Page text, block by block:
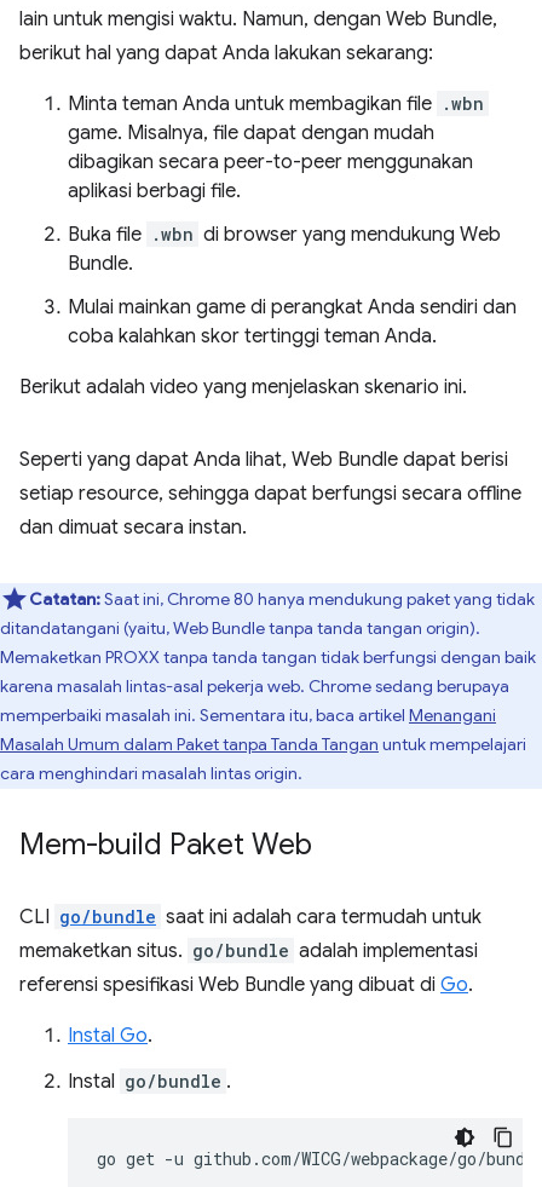
lain untuk mengisi waktu. Namun, dengan Web Bundle,
berikut hal yang dapat Anda lakukan sekarang:
Minta teman Anda untuk membagikan file .wbn
game. Misalnya, file dapat dengan mudah
dibagikan secara peer-to-peer menggunakan
aplikasi berbagi file.
Buka file .wbn di browser yang mendukung Web
Bundle.
Mulai mainkan game di perangkat Anda sendiri dan
coba kalahkan skor tertinggi teman Anda.
Berikut adalah video yang menjelaskan skenario ini.
Seperti yang dapat Anda lihat, Web Bundle dapat berisi
setiap resource, sehingga dapat berfungsi secara offline
dan dimuat secara instan.
Catatan:Saat ini, Chrome 80 hanya mendukung paket yang tidak
ditandatangani (yaitu, Web Bundle tanpa tanda tangan origin).
Memaketkan PROXX tanpa tanda tangan tidak berfungsi dengan baik
karena masalah lintas-asal pekerja web. Chrome sedang berupaya
memperbaiki masalah ini. Sementara itu, baca artikel Menangani
Masalah Umum dalam Paket tanpa Tanda Tangan untuk mempelajari
cara menghindari masalah lintas origin.
Mem-build Paket Web
CLI go/bundle saat ini adalah cara termudah untuk
memaketkan situs. go/bundle adalah implementasi
referensi spesifikasi Web Bundle yang dibuat di Go.
Instal Go.
Instal go/bundle .
go get -u